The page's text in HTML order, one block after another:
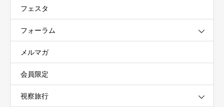
フェスタ
フォーラム
メルマガ
会員限定
視察旅行